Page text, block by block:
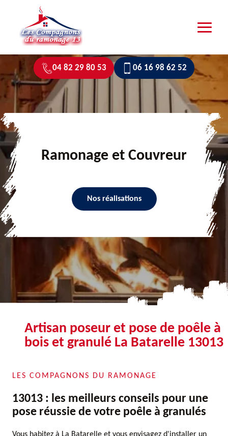
04 82 29 80 53 06 16 98 62 52
Ramonage et Couvreur
Nos réalisations
Artisan poseur et pose de poêle à
bois et granulé La Batarelle 13013
LES COMPAGNONS DU RAMONAGE
13013 : les meilleurs conseils pour une
pose réussie de votre poêle à granulés